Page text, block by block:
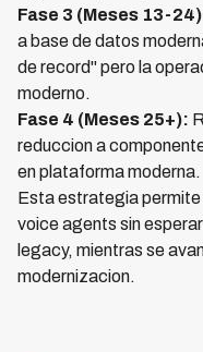
Fase 3 (Meses 13-
a base de datos
de record" pero la
moderno.
Fase 4 (Meses 25+):
reduccion a
en plataforma moderna.
Esta estrategia
voice agents sin
legacy, mientras se
modernizacion.